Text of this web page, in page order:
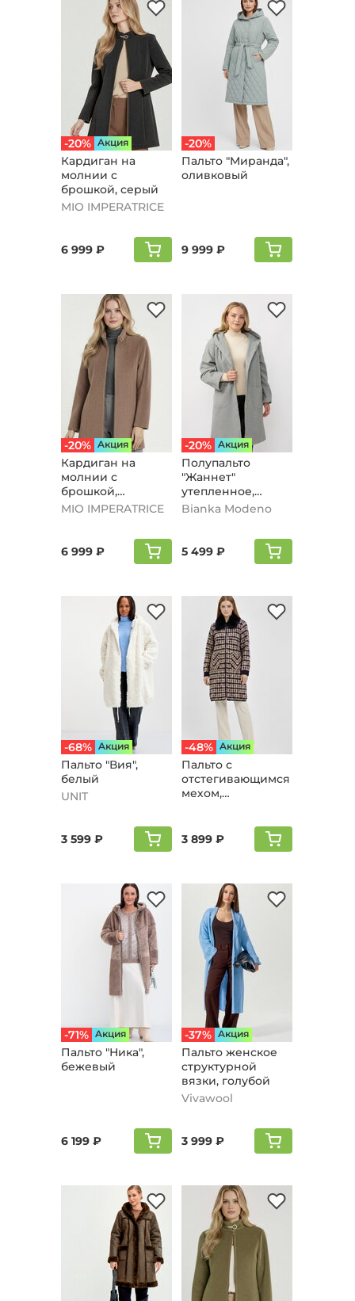
-20% Aкция
Кардиган на
молнии с
брошкой, серый
MIO IMPERATRICE
6 999 ₽
-20%
Пальто "Мирaнда",
оливковый
9 999 ₽
-20% Aкция
Кардиган на
молнии с
брошкой,
бежевый
MIO IMPERATRICE
6 999 ₽
-20% Aкция
Полупальто
"Жаннет"
утепленное,
серый
Bianka Modeno
5 499 ₽
-68% Aкция
Пальто "Вия",
белый
UNIT
3 599 ₽
-48% Aкция
Пальто с
отстегивающимся
мехом,
3 899 ₽
-71% Aкция
Пальто "Ника",
бежевый
6 199 ₽
-37% Aкция
Пальто женское
структурной
вязки, голубой
Vivawool
3 999 ₽